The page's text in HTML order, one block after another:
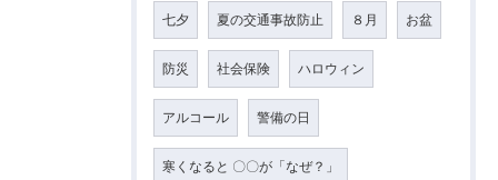
七夕 夏の交通事故防止 ８月 お盆
防災 社会保険 ハロウィン
アルコール 警備の日
寒くなると 〇〇が「なぜ？」